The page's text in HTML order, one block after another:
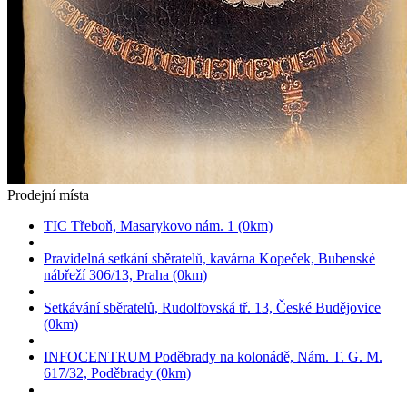
Prodejní místa
TIC Třeboň, Masarykovo nám. 1 (0km)
Pravidelná setkání sběratelů, kavárna Kopeček, Bubenské
nábřeží 306/13, Praha (0km)
Setkávání sběratelů, Rudolfovská tř. 13, České Budějovice
(0km)
INFOCENTRUM Poděbrady na kolonádě, Nám. T. G. M.
617/32, Poděbrady (0km)